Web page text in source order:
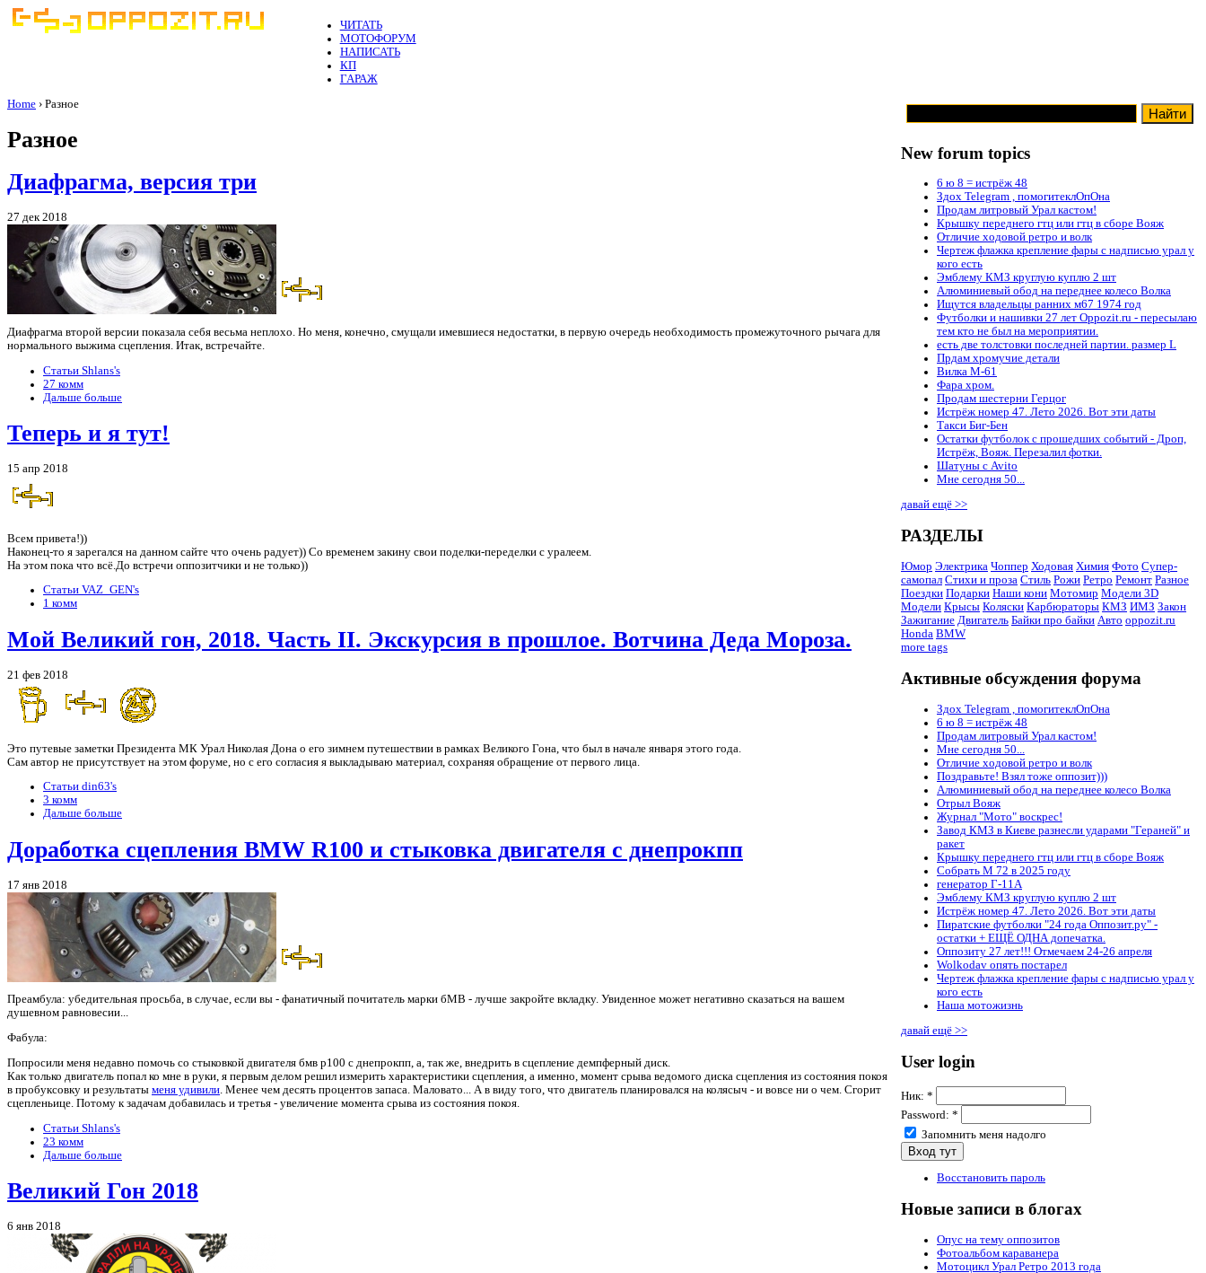
ЧИТАТЬ
МОТОФОРУМ
НАПИСАТЬ
КП
ГАРАЖ
Home › Разное
Разное
Диафрагма, версия три
27 дек 2018
Диафрагма второй версии показала себя весьма неплохо. Но меня, конечно, смущали имевшиеся недостатки, в первую очередь необходимость промежуточного рычага для
нормального выжима сцепления. Итак, встречайте.
Статьи Shlans's
27 комм
Дальше больше
Теперь и я тут!
15 апр 2018
Всем привета!))
Наконец-то я зарегался на данном сайте что очень радует)) Со временем закину свои поделки-переделки с уралеем.
На этом пока что всё.До встречи оппозитчики и не только))
Статьи VAZ_GEN's
1 комм
Мой Великий гон, 2018. Часть II. Экскурсия в прошлое. Вотчина Деда Мороза.
21 фев 2018
Это путевые заметки Президента МК Урал Николая Дона о его зимнем путешествии в рамках Великого Гона, что был в начале января этого года.
Сам автор не присутствует на этом форуме, но с его согласия я выкладываю материал, сохраняя обращение от первого лица.
Статьи din63's
3 комм
Дальше больше
Доработка сцепления BMW R100 и стыковка двигателя с днепрокпп
17 янв 2018
Преамбула: убедительная просьба, в случае, если вы - фанатичный почитатель марки бМВ - лучше закройте вкладку. Увиденное может негативно сказаться на вашем
душевном равновесии...
Фабула:
Попросили меня недавно помочь со стыковкой двигателя бмв р100 с днепрокпп, а, так же, внедрить в сцепление демпферный диск.
Как только двигатель попал ко мне в руки, я первым делом решил измерить характеристики сцепления, а именно, момент срыва ведомого диска сцепления из состояния покоя
в пробуксовку и результаты меня удивили. Менее чем десять процентов запаса. Маловато... А в виду того, что двигатель планировался на колясыч - и вовсе ни о чем. Сгорит
сцепленьице. Потому к задачам добавилась и третья - увеличение момента срыва из состояния покоя.
Статьи Shlans's
23 комм
Дальше больше
Великий Гон 2018
6 янв 2018
New forum topics
6 ю 8 = истрёж 48
Здох Telegram , помогитеклОпОна
Продам литровый Урал кастом!
Крышку переднего гтц или гтц в сборе Вояж
Отличие ходовой ретро и волк
Чертеж флажка крепление фары с надписью урал у
кого есть
Эмблему КМЗ круглую куплю 2 шт
Алюминиевый обод на переднее колесо Волка
Ищутся владельцы ранних м67 1974 год
Футболки и нашивки 27 лет Oppozit.ru - пересылаю
тем кто не был на мероприятии.
есть две толстовки последней партии. размер L
Прдам хромучие детали
Вилка М-61
Фара хром.
Продам шестерни Герцог
Истрёж номер 47. Лето 2026. Вот эти даты
Такси Биг-Бен
Остатки футболок с прошедших событий - Дроп,
Истрёж, Вояж. Перезалил фотки.
Шатуны с Avito
Мне сегодня 50...
давай ещё >>
РАЗДЕЛЫ
Юмор Электрика Чоппер Ходовая Химия Фото Супер-
самопал Стихи и проза Стиль Рожи Ретро Ремонт Разное
Поездки Подарки Наши кони Мотомир Модели 3D
Модели Крысы Коляски Карбюраторы КМЗ ИМЗ Закон
Зажигание Двигатель Байки про байки Авто oppozit.ru
Honda BMW
more tags
Активные обсуждения форума
Здох Telegram , помогитеклОпОна
6 ю 8 = истрёж 48
Продам литровый Урал кастом!
Мне сегодня 50...
Отличие ходовой ретро и волк
Поздравьте! Взял тоже оппозит)))
Алюминиевый обод на переднее колесо Волка
Отрыл Вояж
Журнал "Мото" воскрес!
Завод КМЗ в Киеве разнесли ударами "Гераней" и
ракет
Крышку переднего гтц или гтц в сборе Вояж
Собрать М 72 в 2025 году
генератор Г-11А
Эмблему КМЗ круглую куплю 2 шт
Истрёж номер 47. Лето 2026. Вот эти даты
Пиратские футболки "24 года Оппозит.ру" -
остатки + ЕЩЁ ОДНА допечатка.
Оппозиту 27 лет!!! Отмечаем 24-26 апреля
Wolkodav опять постарел
Чертеж флажка крепление фары с надписью урал у
кого есть
Наша мотожизнь
давай ещё >>
User login
Ник: *
Password: *
Запомнить меня надолго
Восстановить пароль
Новые записи в блогах
Опус на тему оппозитов
Фотоальбом караванера
Мотоцикл Урал Ретро 2013 года